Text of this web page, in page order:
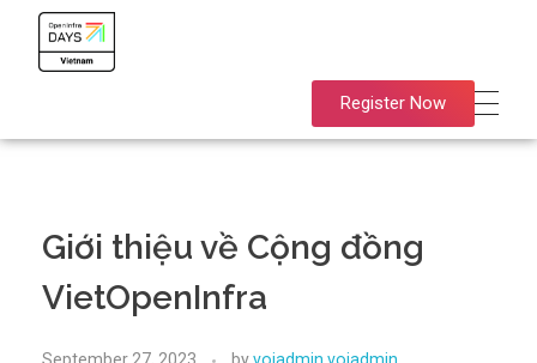
Register Now
Giới thiệu về Cộng đồng
VietOpenInfra